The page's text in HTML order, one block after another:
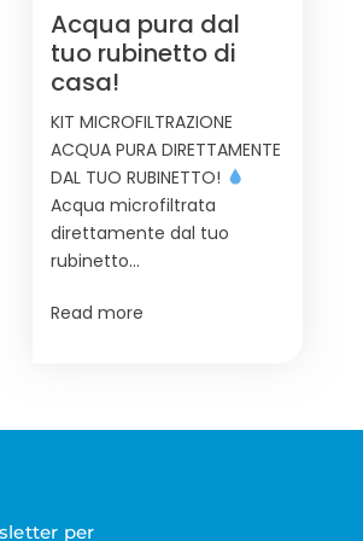
Acqua pura dal
tuo rubinetto di
casa!
KIT MICROFILTRAZIONE
ACQUA PURA DIRETTAMENTE
DAL TUO RUBINETTO!
Acqua microfiltrata
direttamente dal tuo
rubinetto…
Read more
per